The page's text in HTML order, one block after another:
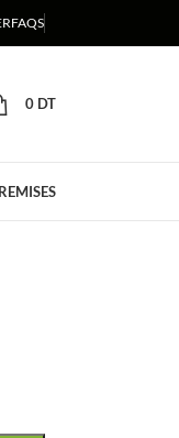
FAQS
0 DT
REMISES